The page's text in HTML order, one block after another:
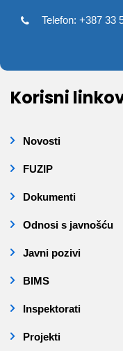
Telefon: +387 33
Korisni
Novosti
FUZIP
Dokumenti
Odnosi s javnošću
Javni pozivi
BIMS
Inspektorati
Projekti